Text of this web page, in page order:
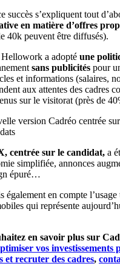
succès s’expliquent tout
en matière d’offres
40k peuvent être diffusés).
a adopté une
sans publicités pour
et informations (salaires,
aux attentes des cadres
sur le visitorat (près de
version Cadréo centrée
centrée sur le candidat, a
simplifiée, annonces
épuré…
également en compte
qui représente
en savoir plus sur
vos investissements
et recruter des cadres,